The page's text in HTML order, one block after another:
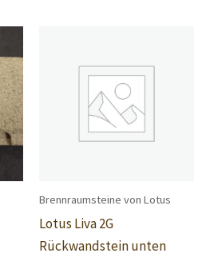
Brennraumsteine von Lotus
Lotus Liva 2G
Rückwandstein unten